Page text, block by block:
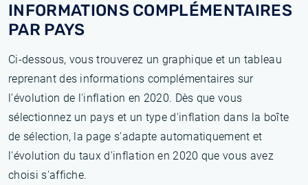
INFORMATIONS COMPLÉMENTAIRES
PAR PAYS
Ci-dessous, vous trouverez un graphique et un tableau
reprenant des informations complémentaires sur
l’évolution de l'inflation en 2020. Dès que vous
sélectionnez un pays et un type d'inflation dans la boîte
de sélection, la page s'adapte automatiquement et
l'évolution du taux d'inflation en 2020 que vous avez
choisi s'affiche.